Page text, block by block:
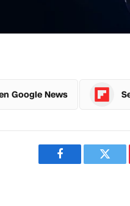
Google News
Facebook